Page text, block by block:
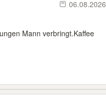
06.08.2026
Mann verbringt.Kaffee